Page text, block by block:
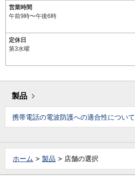
営業時間
午前9時〜午後6時
定休日
第3水曜
製品
携帯電話の電波防護への適合性について
ホーム 製品 店舗の選択